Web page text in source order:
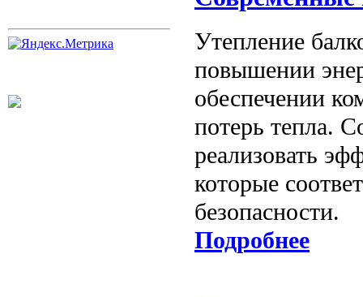
Утепление
повышении
обеспечении
потерь тепла.
реализовать
которые
безопасности.
Подробнее